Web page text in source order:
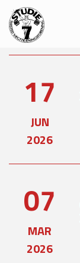
17
JUN
2026
07
MAR
2026